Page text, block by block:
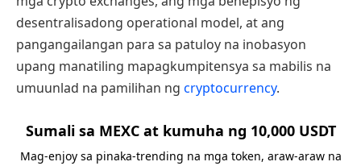
desentralisadong operational model, at ang
pangangailangan para sa patuloy na inobasyon
upang manatiling mapagkumpitensya sa mabilis na
umuunlad na pamilihan ng cryptocurrency.
Sumali sa MEXC at kumuha ng 10,000 USDT
Mag-enjoy sa pinaka-trending na mga token, araw-araw na